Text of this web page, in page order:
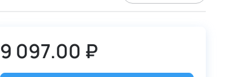
9 097.00 ₽